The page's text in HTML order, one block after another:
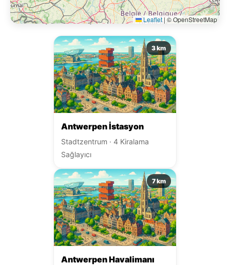
Leaflet |© OpenStreetMap
Çevrede başka teslim alma noktaları.
3 km
Antwerpen İstasyon
Stadtzentrum · 4 Kiralama
Sağlayıcı
7 km
Antwerpen Havalimanı